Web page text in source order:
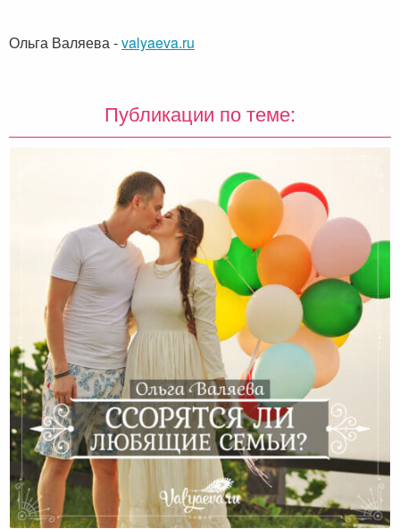
Ольга Валяева-valyaeva.ru
Публикации по теме:
Ссорятся Ли Любящие Семьи?